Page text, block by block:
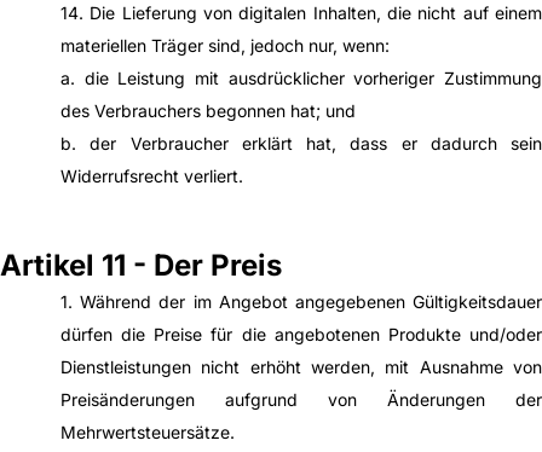
14. Die Lieferung von digitalen Inhalten, die nicht auf einem
materiellen Träger sind, jedoch nur, wenn:
a. die Leistung mit ausdrücklicher vorheriger Zustimmung
des Verbrauchers begonnen hat; und
b. der Verbraucher erklärt hat, dass er dadurch sein
Widerrufsrecht verliert.
Artikel 11 - Der Preis
1. Während der im Angebot angegebenen Gültigkeitsdauer
dürfen die Preise für die angebotenen Produkte und/oder
Dienstleistungen nicht erhöht werden, mit Ausnahme von
Preisänderungen aufgrund von Änderungen der
Mehrwertsteuersätze.